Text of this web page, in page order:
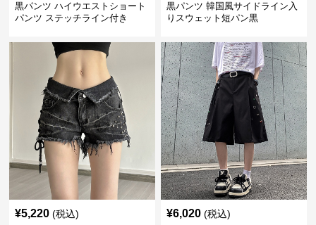
黒パンツ ハイウエストショート
パンツ ステッチライン付き
黒パンツ 韓国風サイドライン入
りスウェット短パン黒
¥5,220 (税込) ¥6,020 (税込)